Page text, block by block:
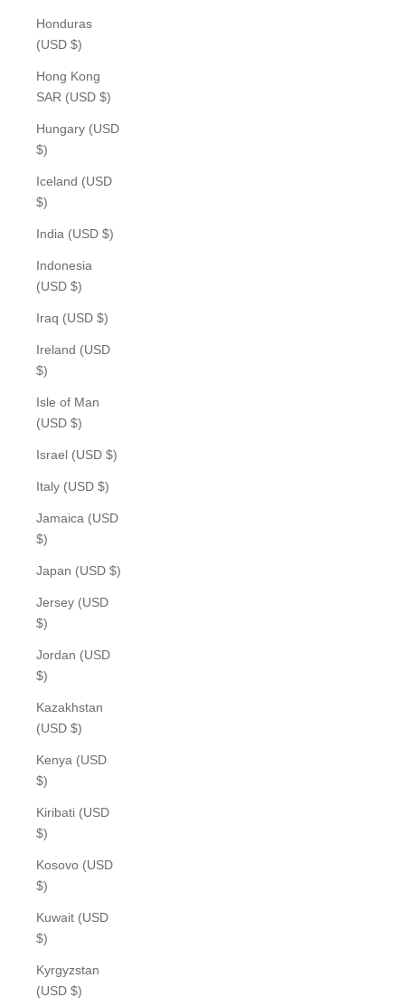
Honduras
(USD $)
Hong Kong
SAR (USD $)
Hungary (USD
$)
Iceland (USD
$)
India (USD $)
Indonesia
(USD $)
Iraq (USD $)
Ireland (USD
$)
Isle of Man
(USD $)
Israel (USD $)
Italy (USD $)
Jamaica (USD
$)
Japan (USD $)
Jersey (USD
$)
Jordan (USD
$)
Kazakhstan
(USD $)
Kenya (USD
$)
Kiribati (USD
$)
Kosovo (USD
$)
Kuwait (USD
$)
Kyrgyzstan
(USD $)